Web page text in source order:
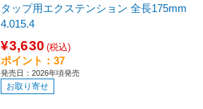
タップ用エクステンション 全長175mm
4.015.4
¥3,630 (税込)
ポイント：37
発売日：2026年頃発売
お取り寄せ